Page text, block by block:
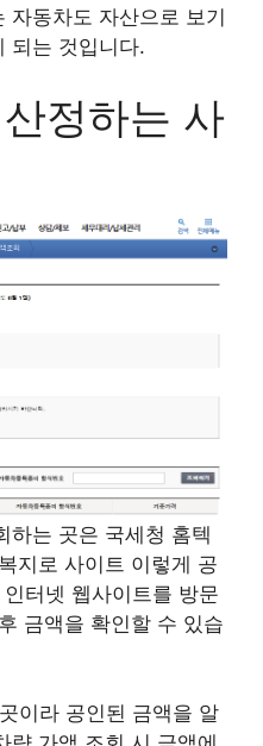
자동차도 자산으로 보기
되는 것입니다.
정하는 사
하는 곳은 국세청 홈텍
지로 사이트 이렇게 공
터넷 웹사이트를 방문
금액을 확인할 수 있습
이라 공인된 금액을 알